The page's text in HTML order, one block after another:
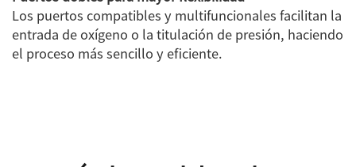
Los puertos compatibles y multifuncionales facilitan la
entrada de oxígeno o la titulación de presión, haciendo
el proceso más sencillo y eficiente.